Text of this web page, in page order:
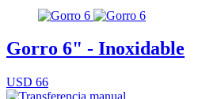
Gorro 6" - Inoxidable
USD 66